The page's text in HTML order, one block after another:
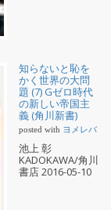
知らないと恥を
かく世界の大問
題 (7) Gゼロ時代
の新しい帝国主
義 (角川新書)
posted with ヨメレバ
池上 彰
KADOKAWA/角川
書店 2016-05-10